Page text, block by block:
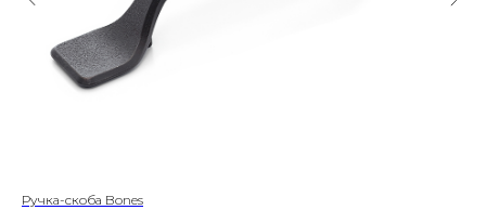
Ручка-скоба Bones